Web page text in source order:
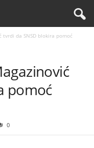
tvrdi da SNSD blokira pomoć
pomoć
0